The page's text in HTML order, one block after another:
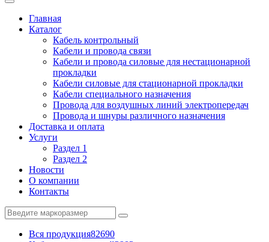
Главная
Каталог
Кабель контрольный
Кабели и провода связи
Кабели и провода силовые для нестационарной
прокладки
Кабели силовые для стационарной прокладки
Кабели специального назначения
Провода для воздушных линий электропередач
Провода и шнуры различного назначения
Доставка и оплата
Услуги
Раздел 1
Раздел 2
Новости
О компании
Контакты
Вся продукция82690